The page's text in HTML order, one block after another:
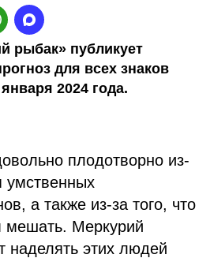
рыбак» публикует
для всех знаков
2024 года.
плодотворно из-
умственных
а также из-за того, что
мешать. Меркурий
наделять этих людей